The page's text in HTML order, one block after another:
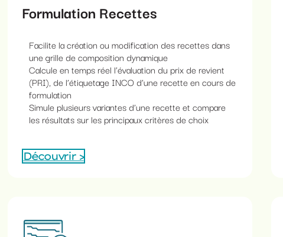
Formulation Recettes
Facilite la création ou modification des recettes dans
une grille de composition dynamique
Calcule en temps réel l’évaluation du prix de revient
(PRI), de l’étiquetage INCO d’une recette en cours de
formulation
Simule plusieurs variantes d’une recette et compare
les résultats sur les principaux critères de choix
Découvrir >